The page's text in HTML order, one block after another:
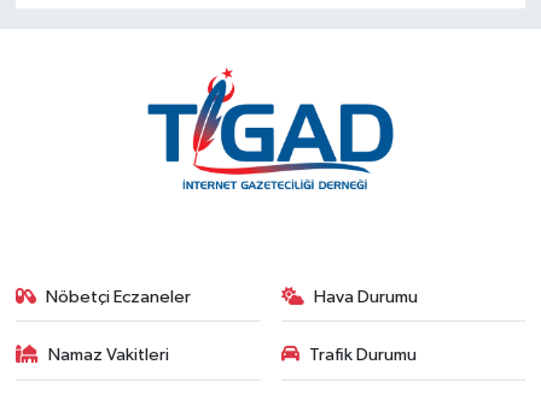
Nöbetçi Eczaneler Hava Durumu
Namaz Vakitleri Trafik Durumu